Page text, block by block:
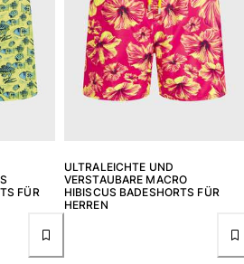
FÜR
ULTRALEICHTE UND
VERSTAUBARE MACRO
HIBISCUS BADESHORTS FÜR
HERREN